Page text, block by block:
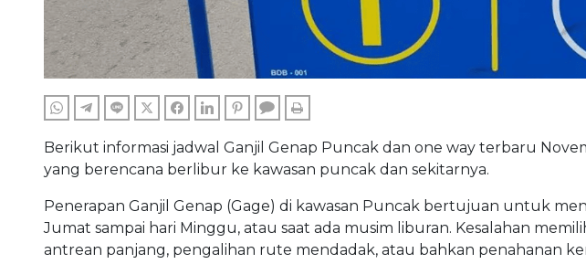
WHATSAPPTELEGRAM
LINE TWITTERFACEBOOKLINKEDINPINTERESTCOMMENTS
Berikut informasi jadwal Ganjil Genap Puncak dan one way terbaru
yang berencana berlibur ke kawasan puncak dan sekitarnya.
Penerapan Ganjil Genap (Gage) di kawasan Puncak bertujuan untuk
Jumat sampai hari Minggu, atau saat ada musim liburan. Kesalahan
antrean panjang, pengalihan rute mendadak, atau bahkan penahanan